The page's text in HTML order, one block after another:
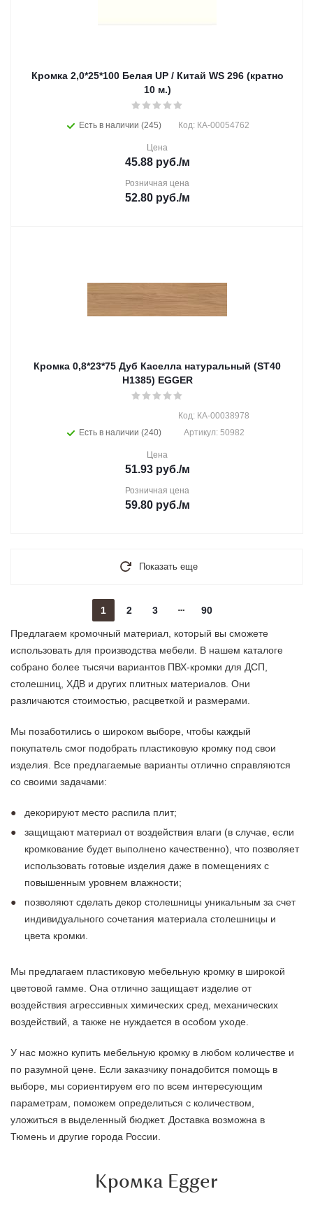
Кромка 2,0*25*100 Белая UP / Китай WS 296 (кратно
10 м.)
Есть в наличии (245) Код: КА-00054762
Цена
45.88руб./м
Розничная цена
52.80руб./м
Кромка 0,8*23*75 Дуб Каселла натуральный (ST40
H1385) EGGER
Есть в наличии (240)
Код: КА-00038978
Артикул: 50982
Цена
51.93руб./м
Розничная цена
59.80руб./м
Показать еще
1 2 3 90
Предлагаем кромочный материал, который вы сможете
использовать для производства мебели. В нашем каталоге
собрано более тысячи вариантов ПВХ-кромки для ДСП,
столешниц, ХДВ и других плитных материалов. Они
различаются стоимостью, расцветкой и размерами.
Мы позаботились о широком выборе, чтобы каждый
покупатель смог подобрать пластиковую кромку под свои
изделия. Все предлагаемые варианты отлично справляются
со своими задачами:
декорируют место распила плит;
защищают материал от воздействия влаги (в случае, если
кромкование будет выполнено качественно), что позволяет
использовать готовые изделия даже в помещениях с
повышенным уровнем влажности;
позволяют сделать декор столешницы уникальным за счет
индивидуального сочетания материала столешницы и
цвета кромки.
Мы предлагаем пластиковую мебельную кромку в широкой
цветовой гамме. Она отлично защищает изделие от
воздействия агрессивных химических сред, механических
воздействий, а также не нуждается в особом уходе.
У нас можно купить мебельную кромку в любом количестве и
по разумной цене. Если заказчику понадобится помощь в
выборе, мы сориентируем его по всем интересующим
параметрам, поможем определиться с количеством,
уложиться в выделенный бюджет. Доставка возможна в
Тюмень и другие города России.
Кромка Egger